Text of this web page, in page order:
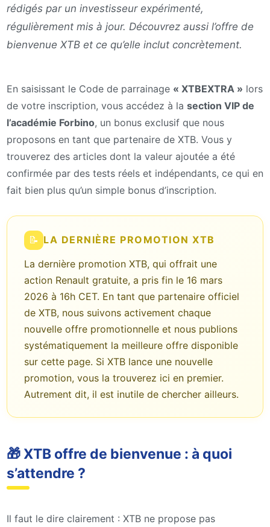
rédigés par un investisseur expérimenté,
régulièrement mis à jour. Découvrez aussi l’offre de
bienvenue XTB et ce qu’elle inclut concrètement.
En saisissant le Code de parrainage « XTBEXTRA » lors
de votre inscription, vous accédez à la section VIP de
l’académie Forbino, un bonus exclusif que nous
proposons en tant que partenaire de XTB. Vous y
trouverez des articles dont la valeur ajoutée a été
confirmée par des tests réels et indépendants, ce qui en
fait bien plus qu’un simple bonus d’inscription.
📝 LA DERNIÈRE PROMOTION XTB
La dernière promotion XTB, qui offrait une
action Renault gratuite, a pris fin le 16 mars
2026 à 16h CET. En tant que partenaire officiel
de XTB, nous suivons activement chaque
nouvelle offre promotionnelle et nous publions
systématiquement la meilleure offre disponible
sur cette page. Si XTB lance une nouvelle
promotion, vous la trouverez ici en premier.
Autrement dit, il est inutile de chercher ailleurs.
🎁 XTB offre de bienvenue : à quoi
s’attendre ?
Il faut le dire clairement : XTB ne propose pas